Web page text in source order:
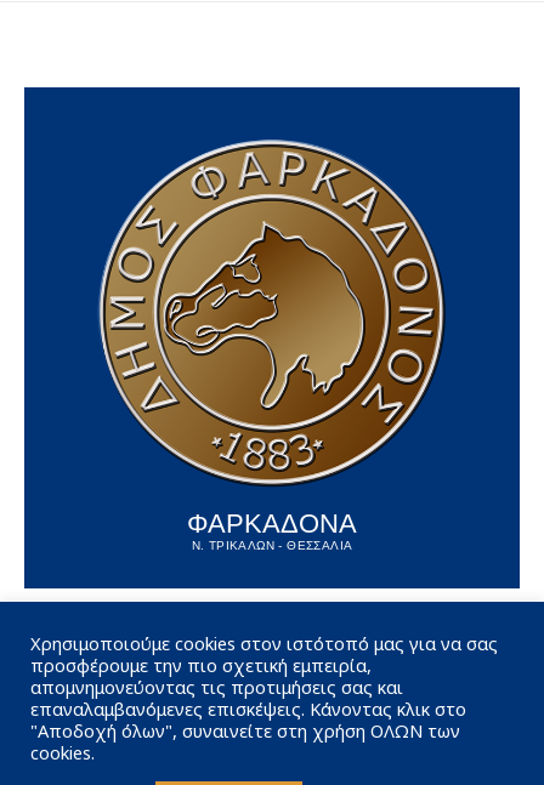
ΦΑΡΚΑΔΟΝΑ
Ν. ΤΡΙΚΑΛΩΝ - ΘΕΣΣΑΛΙΑ
Χρησιμοποιούμε cookies στον ιστότοπό μας για να σας
προσφέρουμε την πιο σχετική εμπειρία,
απομνημονεύοντας τις προτιμήσεις σας και
επαναλαμβανόμενες επισκέψεις. Κάνοντας κλικ στο
"Αποδοχή όλων", συναινείτε στη χρήση ΟΛΩΝ των
cookies.